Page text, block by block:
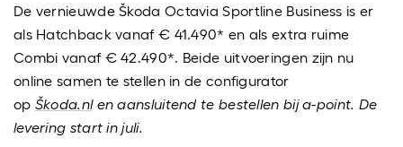
De vernieuwde Škoda Octavia Sportline Business is er
als Hatchback vanaf € 41.490* en als extra ruime
Combi vanaf € 42.490*. Beide uitvoeringen zijn nu
online samen te stellen in de configurator
op Škoda.nlen aansluitend te bestellen bij a-point. De
levering start in juli.